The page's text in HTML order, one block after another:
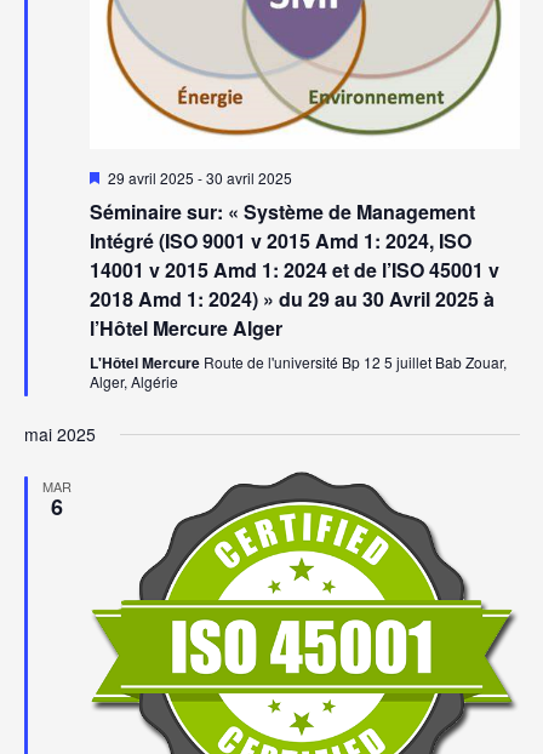
Mis
avant
29 avril 2025 -30 avril 2025
Séminaire sur: « Système de Management
Intégré (ISO 9001 v 2015 Amd 1: 2024, ISO
14001 v 2015 Amd 1: 2024 et de l’ISO 45001 v
2018 Amd 1: 2024) » du 29 au 30 Avril 2025 à
l’Hôtel Mercure Alger
L'Hôtel Mercure Route de l'université Bp 12 5 juillet Bab Zouar,
Alger, Algérie
mai 2025
MAR
6